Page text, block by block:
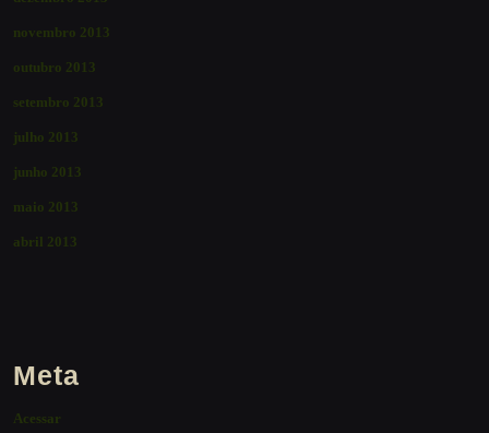
novembro 2013
outubro 2013
setembro 2013
julho 2013
junho 2013
maio 2013
abril 2013
Meta
Acessar